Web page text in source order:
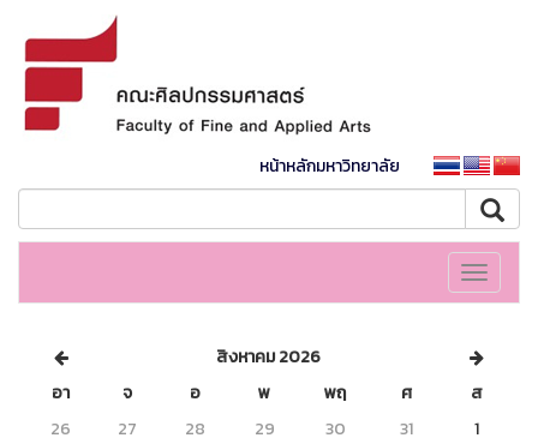
หน้าหลักมหาวิทยาลัย
Toggle
สิงหาคม 2026
อา
จ อ พ พฤ ศ
ส
26
27 28 29 30 31
1